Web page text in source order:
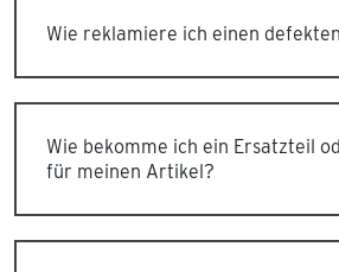
Wie reklamiere ich einen
Wie bekomme ich ein Ersatzteil
für meinen Artikel?